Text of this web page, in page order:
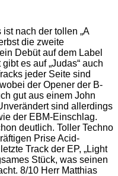
ist nach der tollen „A
die zweite
Debüt auf dem Label
es auf „Judas“ auch
jeder Seite sind
der Opener der B-
gut aus einem John
sind allerdings
der EBM-Einschlag.
deutlich. Toller Techno
Prise Acid-
Track der EP, „Light
Stück, was seinen
8/10 Herr Matthias